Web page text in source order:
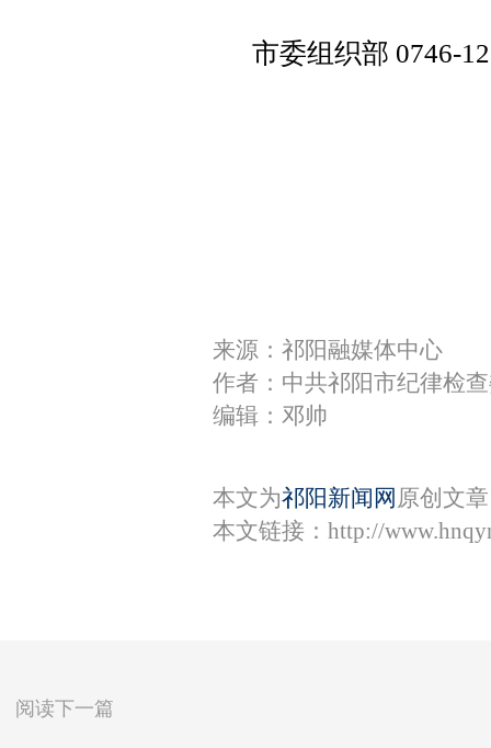
市委组织部 0746-
来源：祁阳融媒体中心
作者：中共祁阳市纪律检
编辑：邓帅
本文为祁阳新闻网 原创文
本文链接： http://
阅读下一篇